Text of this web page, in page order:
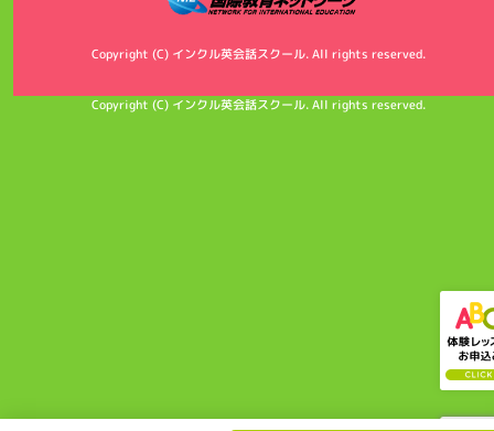
Copyright (C) インクル英会話スクール. All rights reserved.
Copyright (C) インクル英会話スクール. All rights reserved.